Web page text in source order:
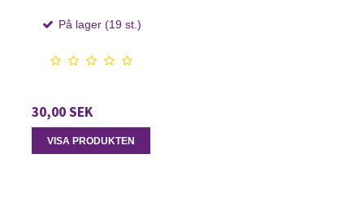
På lager (19 st.)
30,00 SEK
VISA PRODUKTEN